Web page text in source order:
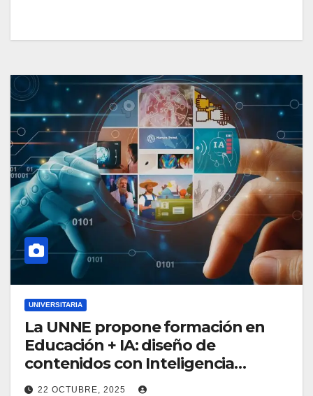
UNIVERSITARIA
La UNNE propone formación en
Educación + IA: diseño de
contenidos con Inteligencia
Artificial
22 OCTUBRE, 2025